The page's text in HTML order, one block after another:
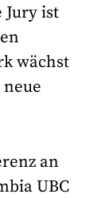
ist
wächst
an
UBC